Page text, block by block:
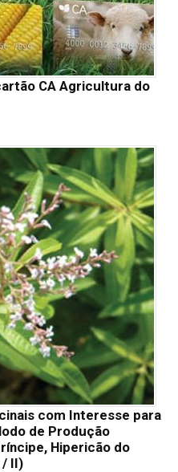
CA Agricultura do
com Interesse para
de Produção
Hipericão do
/ II)